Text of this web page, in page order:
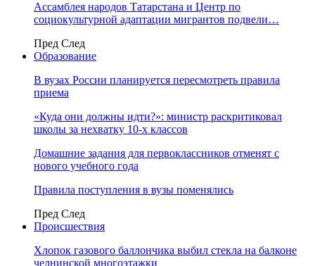
Ассамблея народов Татарстана и Центр по
социокультурной адаптации мигрантов подвели…
Пред След
Образование
В вузах России планируется пересмотреть правила
приема
«Куда они должны идти?»: министр раскритиковал
школы за нехватку 10-х классов
Домашние задания для первоклассников отменят с
нового учебного года
Правила поступления в вузы поменялись
Пред След
Происшествия
Хлопок газового баллончика выбил стекла на балконе
челнинской многоэтажки